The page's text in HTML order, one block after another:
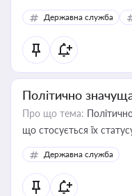
Державна служба
Політично
Про що тема:
що стосується їх
Державна служба